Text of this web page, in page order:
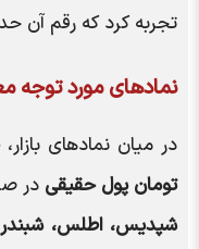
تجربه کرد که رقم آن
نمادهای مورد توجه
در میان نمادهای بازار،
تومان پول حقیقی در
شپدیس، اطلس،